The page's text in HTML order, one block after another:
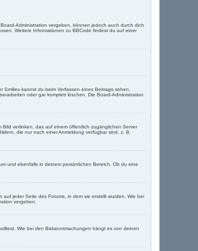
Administration vergeben, können jedoch auch durch dich
Weitere Informationen zu BBCode findest du auf einer
kannst du beim Verfassen eines Beitrags sehen.
oder gar komplett löschen. Die Board-Administration
verlinken, das auf einem öffentlich zugänglichen Server
die nur nach einer Anmeldung verfügbar sind, z. B.
und ebenfalls in deinem persönlichen Bereich. Ob du eine
jeder Seite des Forums, in dem sie erstellt wurden. Wie bei
vergeben.
Wie bei den Bekanntmachungen hängt es von deinen